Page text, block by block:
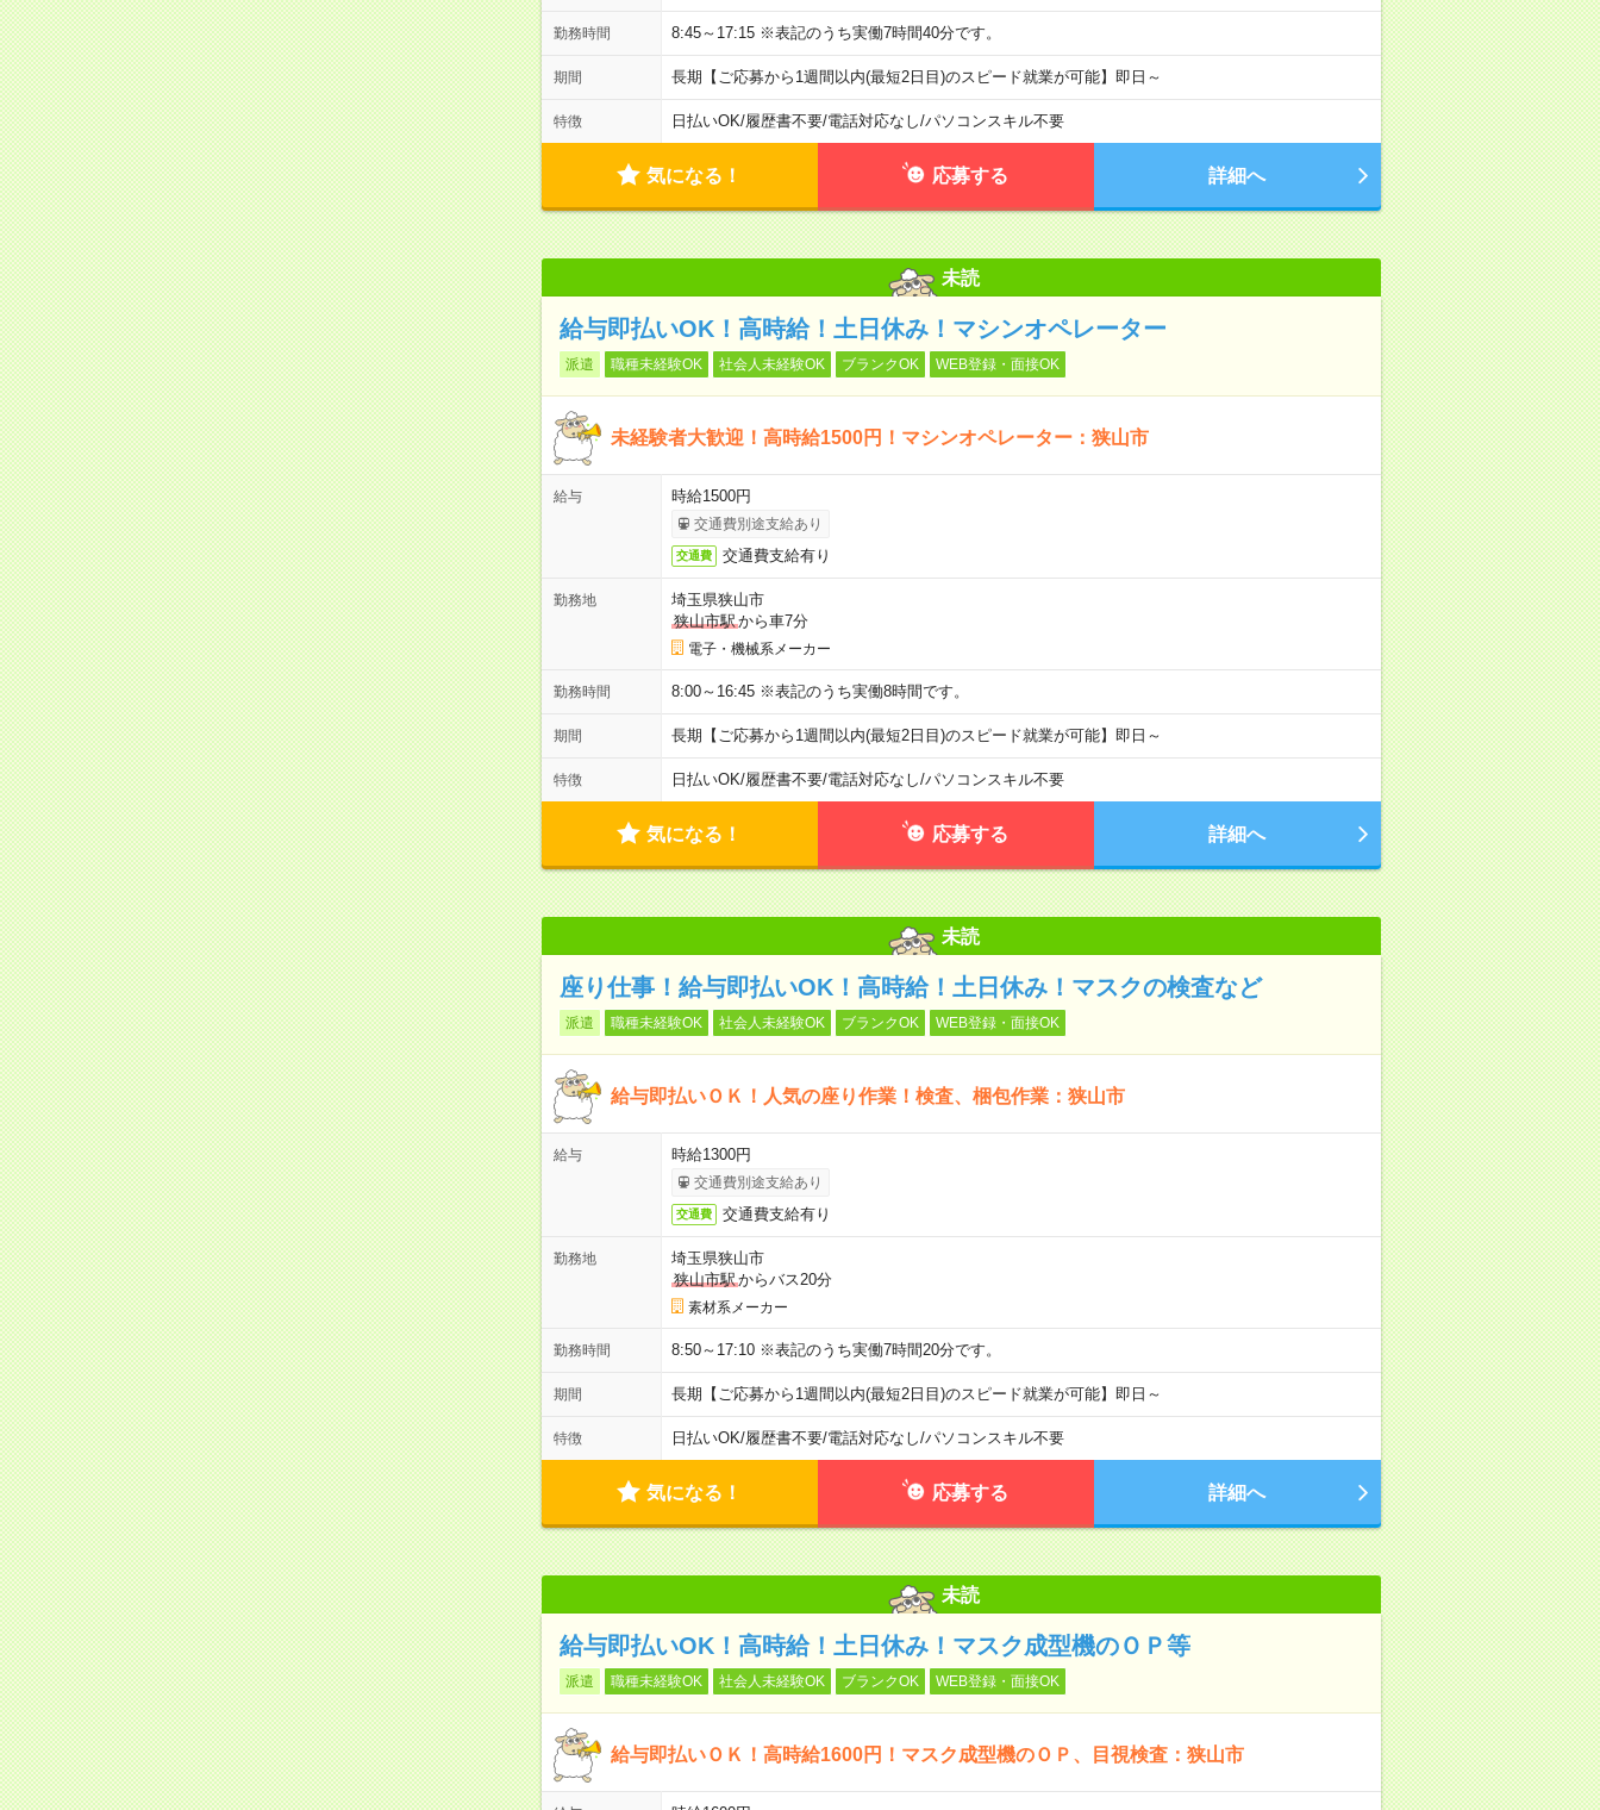
勤務時間 8:45～17:15 ※表記のうち実働7時間40分です。
期間 長期【ご応募から1週間以内(最短2日目)のスピード就業が可能】即日～
特徴 日払いOK/履歴書不要/電話対応なし/パソコンスキル不要
気になる！ 応募する 詳細へ
未読
給与即払いOK！高時給！土日休み！マシンオペレーター
派遣 職種未経験OK 社会人未経験OK ブランクOK WEB登録・面接OK
未経験者大歓迎！高時給1500円！マシンオペレーター：狭山市
給与 時給1500円
交通費別途支給あり
交通費 交通費支給有り
勤務地
埼玉県狭山市
狭山市駅から車7分
電子・機械系メーカー
勤務時間 8:00～16:45 ※表記のうち実働8時間です。
期間 長期【ご応募から1週間以内(最短2日目)のスピード就業が可能】即日～
特徴 日払いOK/履歴書不要/電話対応なし/パソコンスキル不要
気になる！ 応募する 詳細へ
未読
座り仕事！給与即払いOK！高時給！土日休み！マスクの検査など
派遣 職種未経験OK 社会人未経験OK ブランクOK WEB登録・面接OK
給与即払いＯＫ！人気の座り作業！検査、梱包作業：狭山市
給与 時給1300円
交通費別途支給あり
交通費 交通費支給有り
勤務地
埼玉県狭山市
狭山市駅からバス20分
素材系メーカー
勤務時間 8:50～17:10 ※表記のうち実働7時間20分です。
期間 長期【ご応募から1週間以内(最短2日目)のスピード就業が可能】即日～
特徴 日払いOK/履歴書不要/電話対応なし/パソコンスキル不要
気になる！ 応募する 詳細へ
未読
給与即払いOK！高時給！土日休み！マスク成型機のＯＰ等
派遣 職種未経験OK 社会人未経験OK ブランクOK WEB登録・面接OK
給与即払いＯＫ！高時給1600円！マスク成型機のＯＰ、目視検査：狭山市